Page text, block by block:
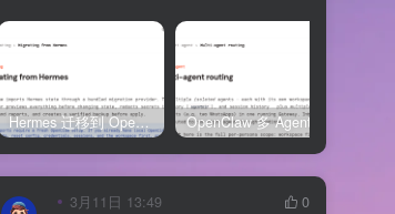
Hermes 迁移到 OpenClaw 上线清单：频道、定时任务、权限和回滚一次检查
3月11日 13:49
0